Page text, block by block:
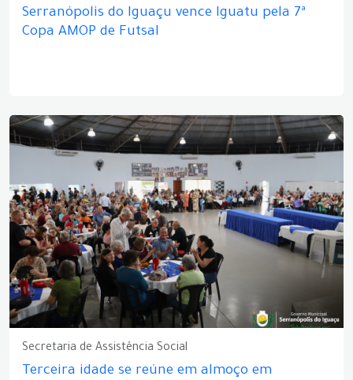
Serranópolis do Iguaçu vence Iguatu pela 7ª
Copa AMOP de Futsal
Secretaria de Assistência Social
Terceira idade se reúne em almoço em